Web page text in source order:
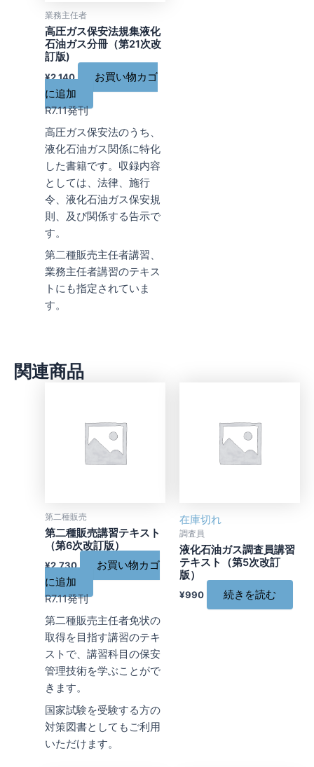
業務主任者
高圧ガス保安法規集液化
石油ガス分冊（第21次改
訂版)
¥2,140
お買い物カゴ
に追加
R7.11発刊
高圧ガス保安法のうち、
液化石油ガス関係に特化
した書籍です。収録内容
としては、法律、施行
令、液化石油ガス保安規
則、及び関係する告示で
す。
第二種販売主任者講習、
業務主任者講習のテキス
トにも指定されていま
す。
関連商品
第二種販売
第二種販売講習テキスト
（第6次改訂版）
¥2,730
お買い物カゴ
に追加
R7.11発刊
第二種販売主任者免状の
取得を目指す講習のテキ
ストで、講習科目の保安
管理技術を学ぶことがで
きます。
国家試験を受験する方の
対策図書としてもご利用
いただけます。
在庫切れ
調査員
液化石油ガス調査員講習
テキスト（第5次改訂
版）
¥990 続きを読む